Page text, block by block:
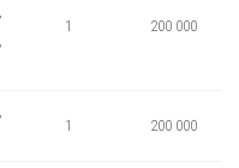
1 200 000
1 200 000